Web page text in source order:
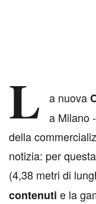
L a nuova
a Milano
della
notizia: per
(4,38 metri di
contenuti e la